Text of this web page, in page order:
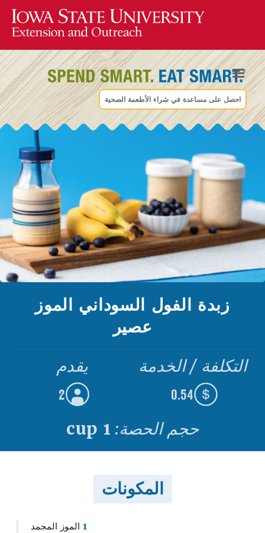
احصل على مساعدة في شراء الأطعمة الصحية
زبدة الفول السوداني الموز
عصير
يقدم
2
التكلفة / الخدمة
0.54
حجم الحصة: 1 cup
المكونات
1 الموز المجمد